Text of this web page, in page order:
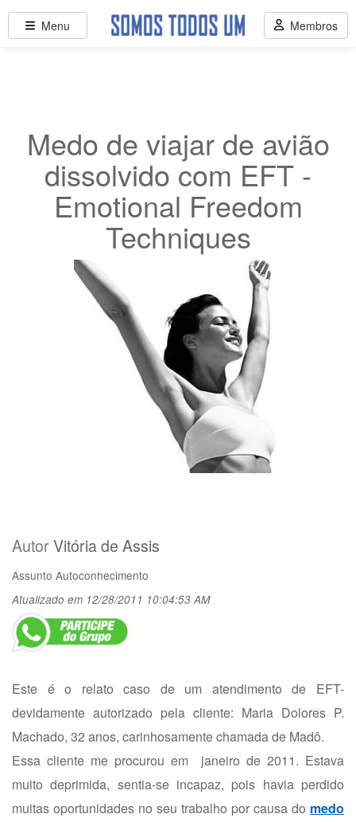
Medo de viajar de avião
dissolvido com EFT -
Emotional Freedom
Techniques
AutorVitória de Assis
Assunto Autoconhecimento
Atualizado em 12/28/2011 10:04:53 AM
Este é o relato caso de um atendimento de EFT-
devidamente autorizado pela cliente: Maria Dolores P.
Machado, 32 anos, carinhosamente chamada de Madô.
Essa cliente me procurou em janeiro de 2011. Estava
muito deprimida, sentia-se incapaz, pois havia perdido
muitas oportunidades no seu trabalho por causa do medo
Menu Membros